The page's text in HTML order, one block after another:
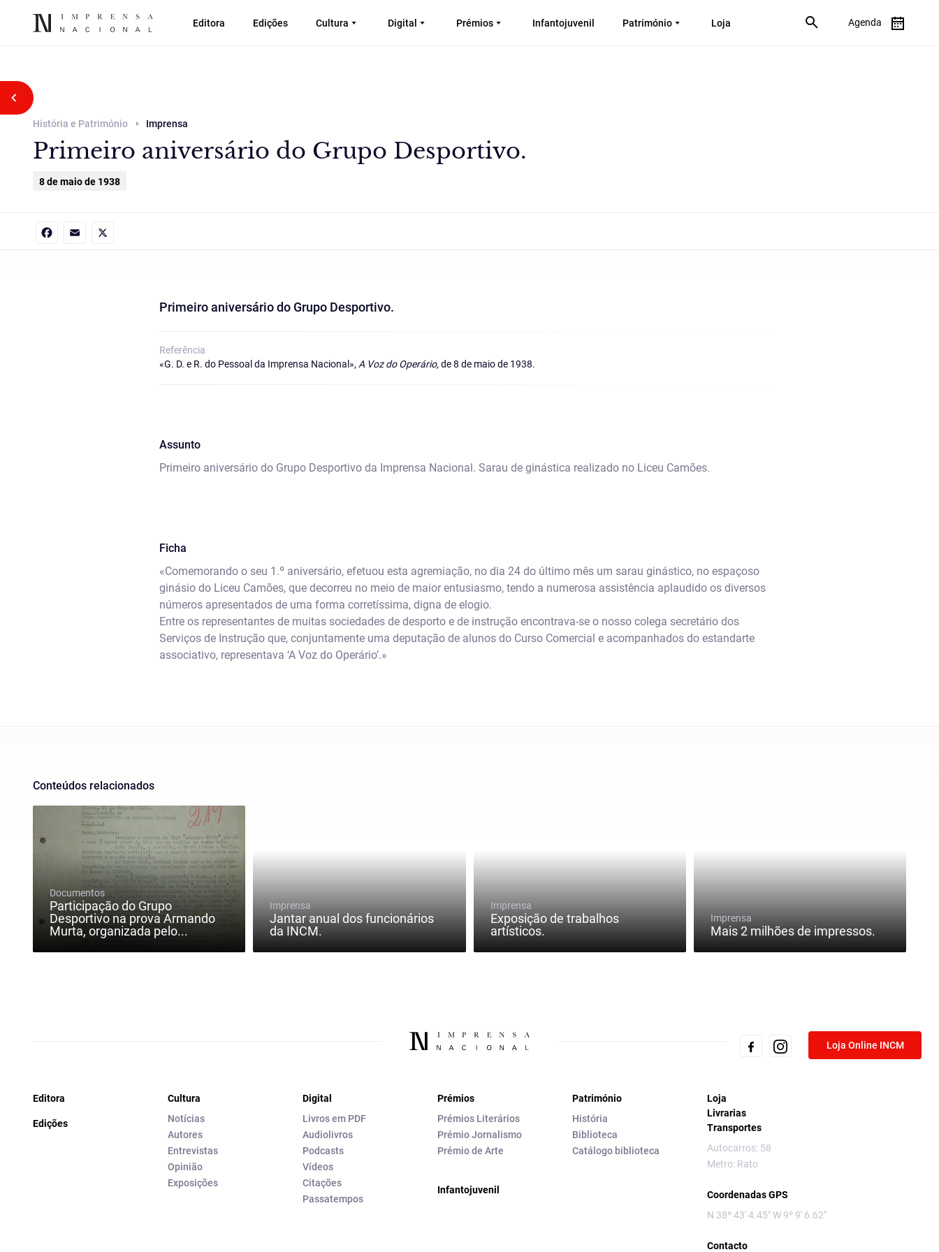
Editora Edições Cultura Digital Prémios Infantojuvenil Património Loja Agenda
Voltar atrás
História e Património Imprensa
Primeiro aniversário do Grupo Desportivo.
8 de maio de 1938
Primeiro aniversário do Grupo Desportivo.
Referência
«G. D. e R. do Pessoal da Imprensa Nacional», A Voz do Operário,de 8 de maio de 1938.
Assunto
Primeiro aniversário do Grupo Desportivo da Imprensa Nacional. Sarau de ginástica realizado no Liceu Camões.
Ficha
«Comemorando o seu 1.º aniversário, efetuou esta agremiação, no dia 24 do último mês um sarau ginástico, no espaçoso
ginásio do Liceu Camões, que decorreu no meio de maior entusiasmo, tendo a numerosa assistência aplaudido os diversos
números apresentados de uma forma corretíssima, digna de elogio.
Entre os representantes de muitas sociedades de desporto e de instrução encontrava-se o nosso colega secretário dos
Serviços de Instrução que, conjuntamente uma deputação de alunos do Curso Comercial e acompanhados do estandarte
associativo, representava ‘A Voz do Operário’.»
Conteúdos relacionados
Documentos
Participação do Grupo
Desportivo na prova Armando
Murta, organizada pelo...
Imprensa
Jantar anual dos funcionários
da INCM.
Imprensa
Exposição de trabalhos
artísticos.
Imprensa
Mais 2 milhões de impressos.
Loja Online INCM
Editora
Edições
Cultura
Notícias
Autores
Entrevistas
Opinião
Exposições
Digital
Livros em PDF
Audiolivros
Podcasts
Vídeos
Citações
Passatempos
Prémios
Prémios Literários
Prémio Jornalismo
Prémio de Arte
Infantojuvenil
Património
História
Biblioteca
Catálogo biblioteca
Loja
Livrarias
Transportes
Autocarros: 58
Metro: Rato
Coordenadas GPS
N 38º 43' 4.45" W 9º 9' 6.62"
Contacto